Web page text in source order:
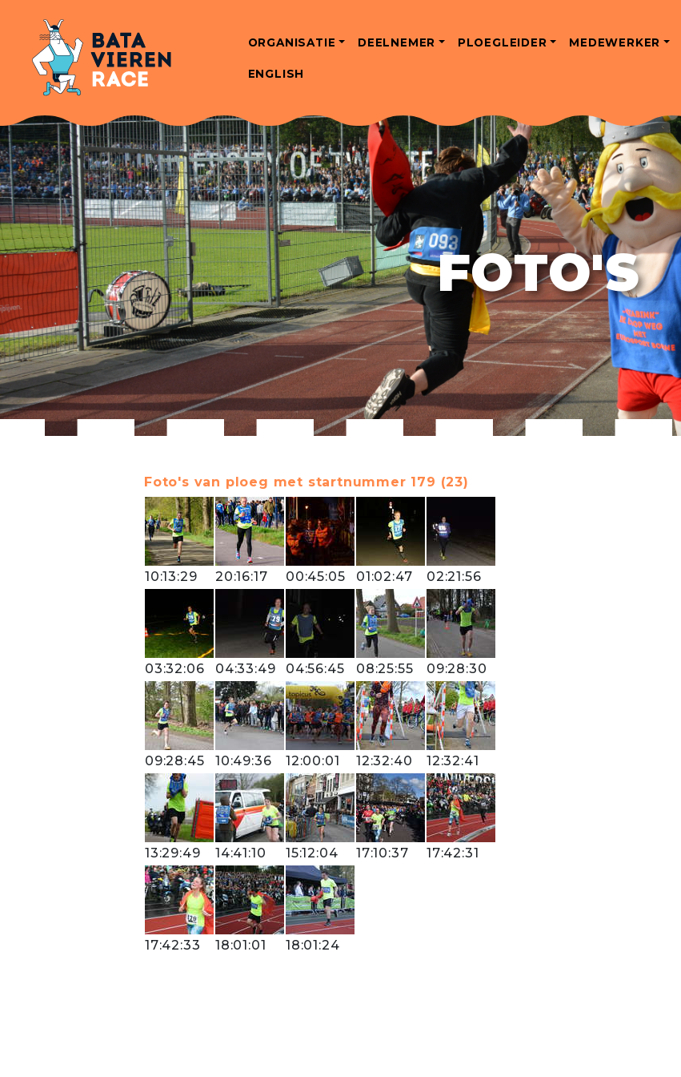
ORGANISATIE DEELNEMER PLOEGLEIDER MEDEWERKER
ENGLISH
FOTO'S
Foto's van ploeg met startnummer 179 (23)
10:13:29 20:16:17 00:45:05 01:02:47 02:21:56
03:32:06 04:33:49 04:56:45 08:25:55 09:28:30
09:28:45 10:49:36 12:00:01 12:32:40 12:32:41
13:29:49 14:41:10 15:12:04 17:10:37 17:42:31
17:42:33 18:01:01 18:01:24